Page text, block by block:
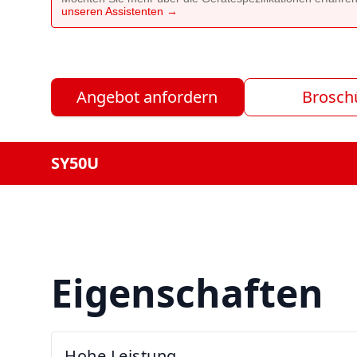
unseren Assistenten →
Angebot anfordern
SY50U
Eigenschaften